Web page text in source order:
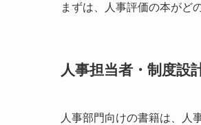
まずは、人事評価の本がど
人事担当者・制度設
人事部門向けの書籍は、人